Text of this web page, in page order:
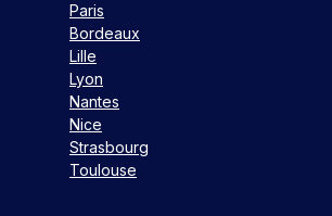
Paris
Bordeaux
Lille
Lyon
Nantes
Nice
Strasbourg
Toulouse